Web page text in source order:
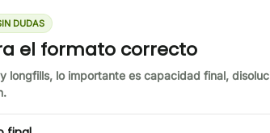
DUDAS
el formato correcto
longfills, lo importante es capacidad final,